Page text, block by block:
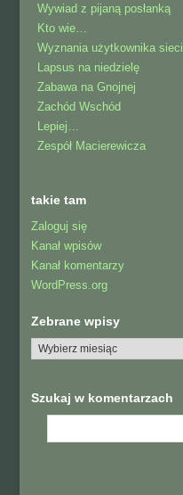
Wywiad z pijaną posłanką
Kto wie…
Wyznania użytkownika sieci
Lapsus na niedzielę
Zabawa na Gnojnej
Zachód Wschód
Lepiej…
Zespół Macierewicza
takie tam
Zaloguj się
Kanał wpisów
Kanał komentarzy
WordPress.org
Zebrane wpisy
Szukaj w komentarzach